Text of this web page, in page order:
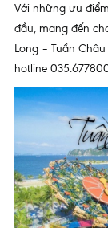
Với những ưu
đầu, mang đến
Long – Tuần Châu
hotline